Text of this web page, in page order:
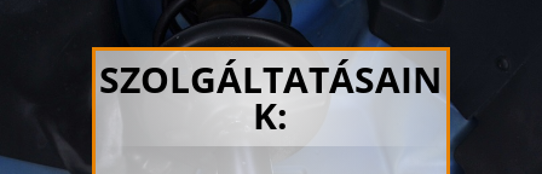
SZOLGÁLTATÁSAIN
K: